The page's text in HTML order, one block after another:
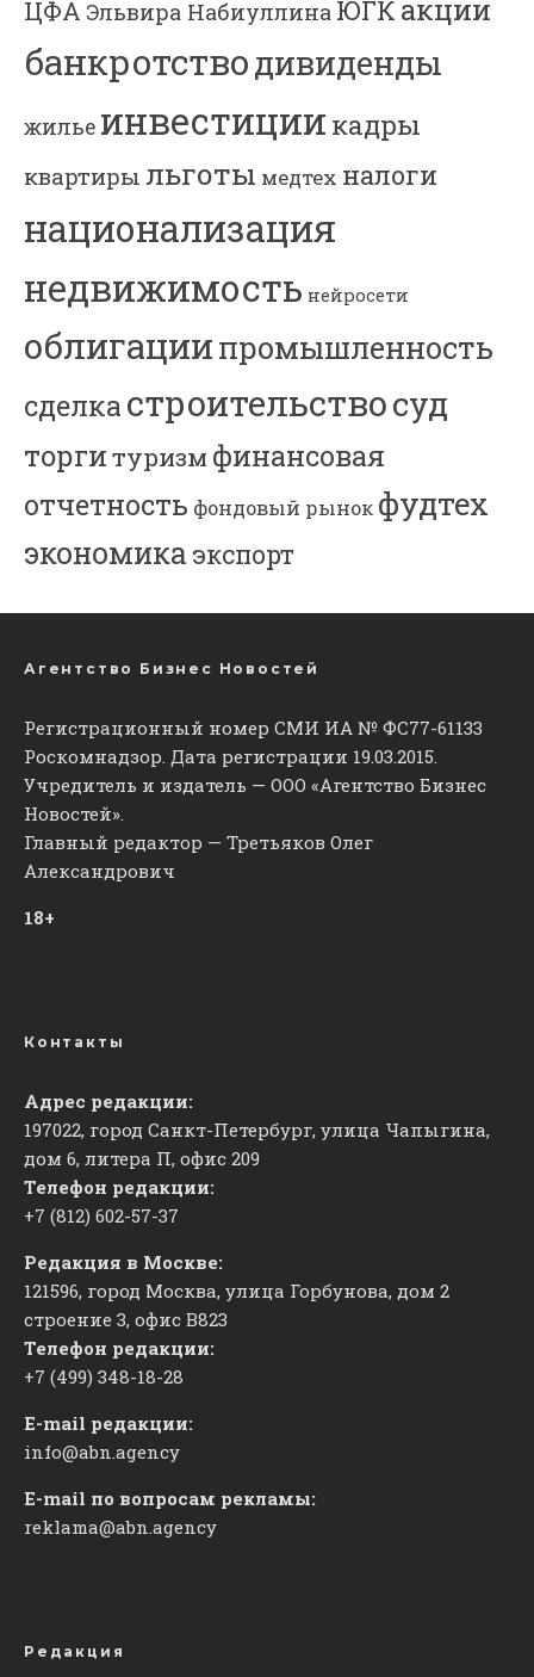
ЦФА Эльвира Набиуллина ЮГК акции
банкротстводивиденды
жилье инвестиции кадры
квартиры льготы медтех налоги
национализация
недвижимость нейросети
облигациипромышленность
сделкастроительствосуд
торгитуризм финансовая
отчетность фондовый рынок фудтех
экономика экспорт
Агентство Бизнес Новостей
Регистрационный номер СМИ ИА № ФС77-61133
Роскомнадзор. Дата регистрации 19.03.2015.
Учредитель и издатель — ООО «Агентство Бизнес
Новостей».
Главный редактор — Третьяков Олег
Александрович
18+
Контакты
Адрес редакции:
197022, город Санкт-Петербург, улица Чапыгина,
дом 6, литера П, офис 209
Телефон редакции:
+7 (812) 602-57-37
Редакция в Москве:
121596, город Москва, улица Горбунова, дом 2
строение 3, офис ​В823
Телефон редакции:
+7 (499) 348-18-28
E-mail редакции:
info@abn.agency
E-mail по вопросам рекламы:
reklama@abn.agency
Редакция